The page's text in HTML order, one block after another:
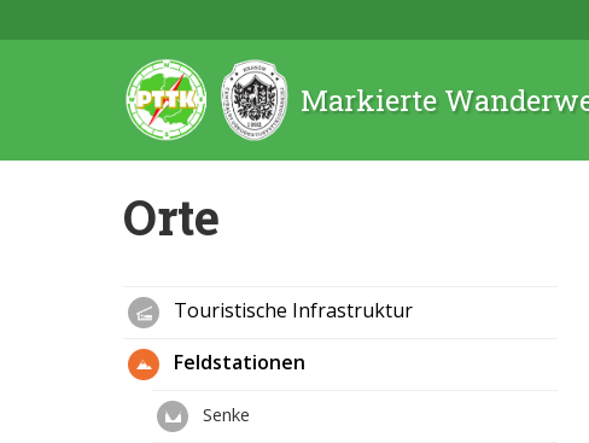
Markierte
Orte
Touristische Infrastruktur
Feldstationen
Senke